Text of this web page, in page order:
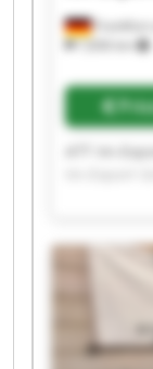
Frankfurt
7,836 km
ATT Im-
Export
Export
Export
Export
Export
Export
Export